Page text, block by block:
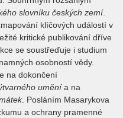
slovníku českých zemí.
klíčových událostí v
kritické publikování dříve
se soustřeďuje i studium
osobností vědy.
na dokončení
uměnía na
. Posláním Masarykova
a ochrany pramenné